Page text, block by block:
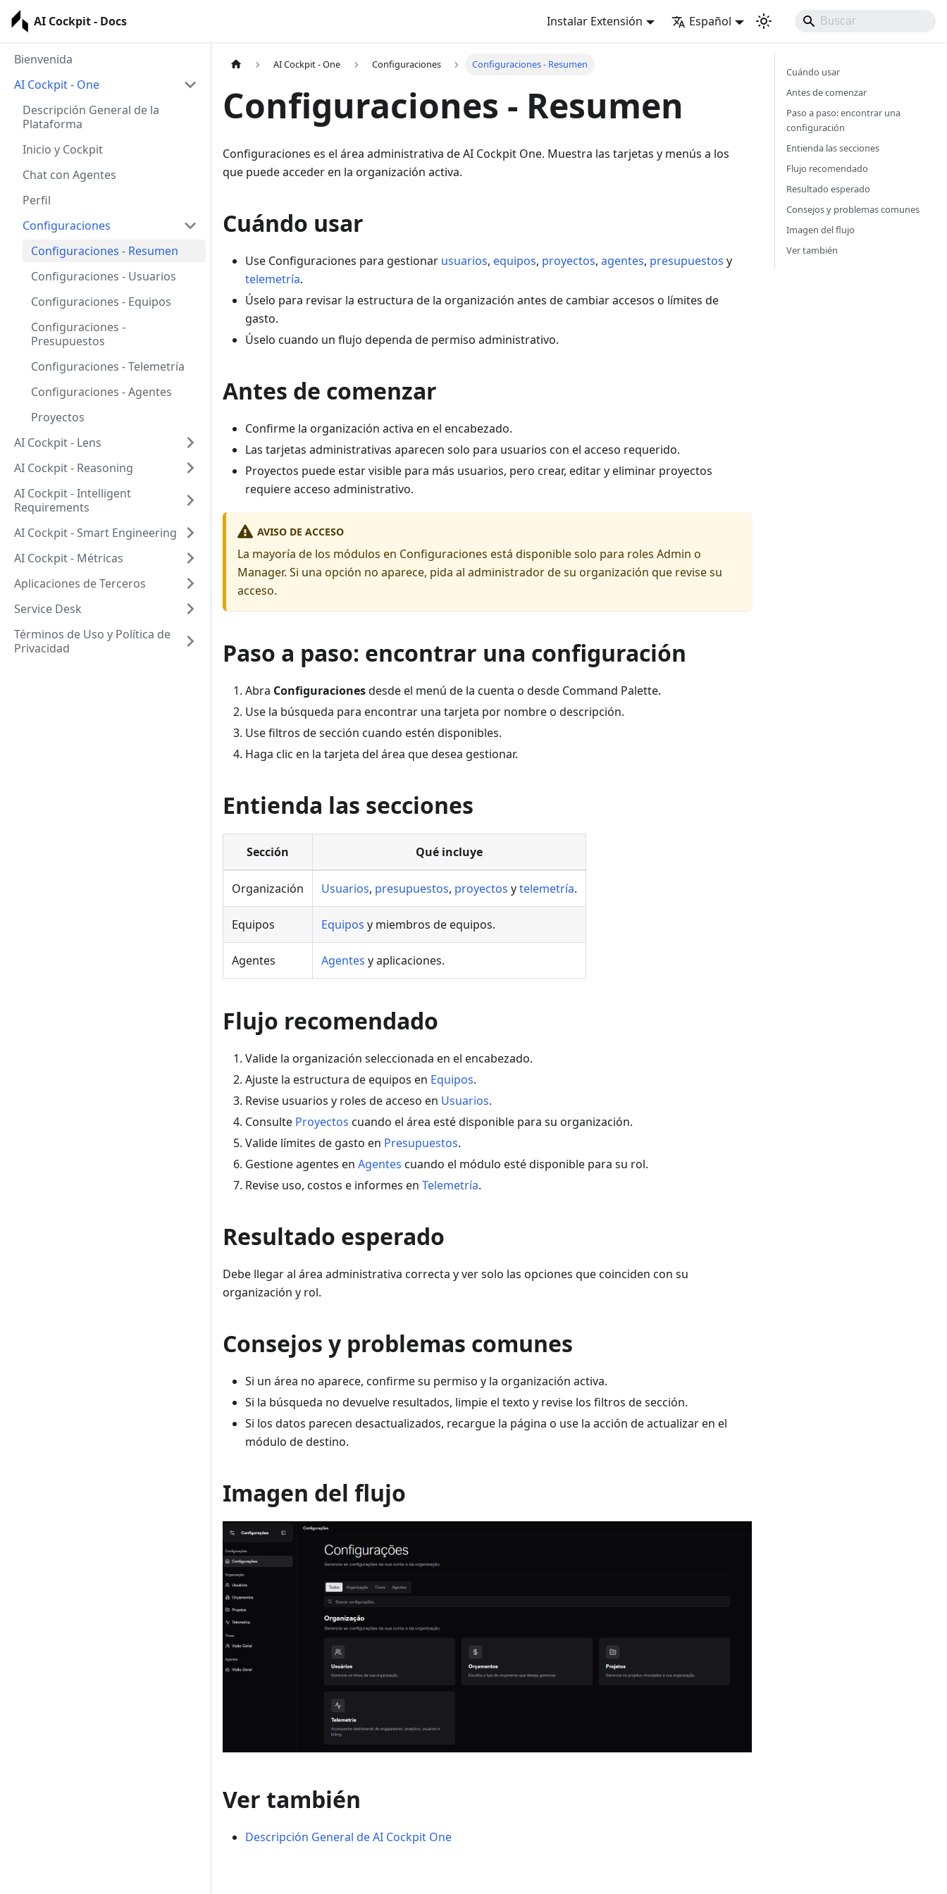
AI Cockpit - Docs Instalar Extensión Español
Bienvenida
AI Cockpit - One
Descripción General de la
Plataforma
Inicio y Cockpit
Chat con Agentes
Perfil
Configuraciones
Configuraciones - Resumen
Configuraciones - Usuarios
Configuraciones - Equipos
Configuraciones -
Presupuestos
Configuraciones - Telemetría
Configuraciones - Agentes
Proyectos
AI Cockpit - Lens
AI Cockpit - Reasoning
AI Cockpit - Intelligent
Requirements
AI Cockpit - Smart Engineering
AI Cockpit - Métricas
Aplicaciones de Terceros
Service Desk
Términos de Uso y Política de
Privacidad
AI Cockpit - One Configuraciones Configuraciones - Resumen
Configuraciones - Resumen
Configuraciones es el área administrativa de AI Cockpit One. Muestra las tarjetas y menús a los
que puede acceder en la organización activa.
Cuándo usar
Use Configuraciones para gestionar usuarios, equipos, proyectos, agentes, presupuestos y
telemetría.
Úselo para revisar la estructura de la organización antes de cambiar accesos o límites de
gasto.
Úselo cuando un flujo dependa de permiso administrativo.
Antes de comenzar
Confirme la organización activa en el encabezado.
Las tarjetas administrativas aparecen solo para usuarios con el acceso requerido.
Proyectos puede estar visible para más usuarios, pero crear, editar y eliminar proyectos
requiere acceso administrativo.
AVISO DE ACCESO
La mayoría de los módulos en Configuraciones está disponible solo para roles Admin o
Manager. Si una opción no aparece, pida al administrador de su organización que revise su
acceso.
Paso a paso: encontrar una configuración
Abra Configuracionesdesde el menú de la cuenta o desde Command Palette.
Use la búsqueda para encontrar una tarjeta por nombre o descripción.
Use filtros de sección cuando estén disponibles.
Haga clic en la tarjeta del área que desea gestionar.
Entienda las secciones
Sección Qué incluye
Organización Usuarios, presupuestos, proyectos ytelemetría.
Equipos Equipos y miembros de equipos.
Agentes Agentes y aplicaciones.
Flujo recomendado
Valide la organización seleccionada en el encabezado.
Ajuste la estructura de equipos en Equipos.
Revise usuarios y roles de acceso en Usuarios.
Consulte Proyectos cuando el área esté disponible para su organización.
Valide límites de gasto en Presupuestos.
Gestione agentes en Agentes cuando el módulo esté disponible para su rol.
Revise uso, costos e informes en Telemetría.
Resultado esperado
Debe llegar al área administrativa correcta y ver solo las opciones que coinciden con su
organización y rol.
Consejos y problemas comunes
Si un área no aparece, confirme su permiso y la organización activa.
Si la búsqueda no devuelve resultados, limpie el texto y revise los filtros de sección.
Si los datos parecen desactualizados, recargue la página o use la acción de actualizar en el
módulo de destino.
Imagen del flujo
Ver también
Descripción General de AI Cockpit One
Cuándo usar
Antes de comenzar
Paso a paso: encontrar una
configuración
Entienda las secciones
Flujo recomendado
Resultado esperado
Consejos y problemas comunes
Imagen del flujo
Ver también